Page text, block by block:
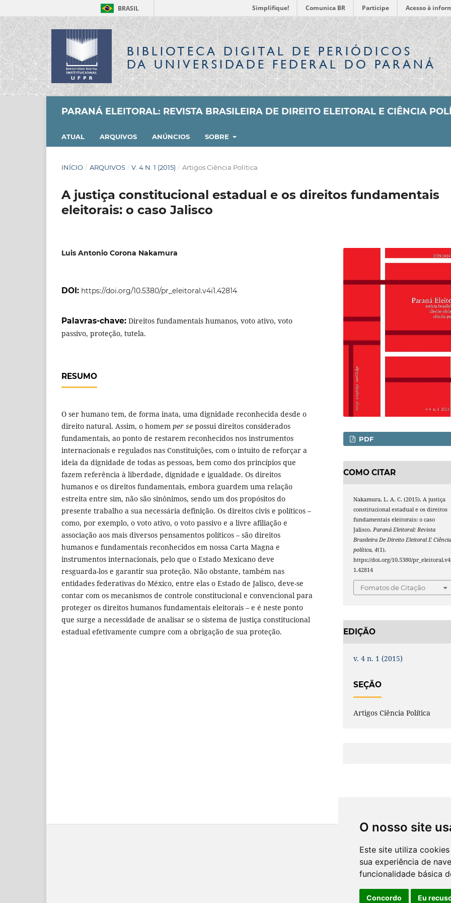
O nosso site
Este site utiliza
sua experiência de
funcionalidade básica
Concordo Eu
BRASIL Simplifique! Comunica BR Participe Acesso à
BIBLIOTECA DIGITALDE PERIÓDICOS
DA UNIVERSIDADE FEDERAL DO PARANÁ
PARANÁ ELEITORAL: REVISTA BRASILEIRA DE DIREITO ELEITORAL E CIÊNCIA
ATUAL ARQUIVOS ANÚNCIOS SOBRE
INÍCIO / ARQUIVOS / V. 4 N. 1 (2015) / Artigos Ciência Política
A justiça constitucional estadual e os direitos fundamentais
eleitorais: o caso Jalisco
Luis Antonio Corona Nakamura
DOI: https://doi.org/10.5380/pr_eleitoral.v4i1.42814
Palavras-chave: Direitos fundamentais humanos, voto ativo, voto
passivo, proteção, tutela.
RESUMO
O ser humano tem, de forma inata, uma dignidade reconhecida desde o
direito natural. Assim, o homem per se possui direitos considerados
fundamentais, ao ponto de restarem reconhecidos nos instrumentos
internacionais e regulados nas Constituições, com o in­tuito de reforçar a
ideia da dignidade de todas as pessoas, bem como dos princípios que
fazem referência à liberdade, dignidade e igualdade. Os direitos
humanos e os direitos fundamentais, embora guardem uma relação
estreita entre sim, não são sinônimos, sendo um dos propósitos do
presente trabalho a sua necessária definição. Os direitos civis e po­líticos –
como, por exemplo, o voto ativo, o voto passivo e a livre afiliação e
associação aos mais diversos pensamentos políticos – são direitos
humanos e fundamentais reconhecidos em nossa Carta Magna e
instrumentos internacionais, pelo que o Estado Mexicano deve
resguarda-los e garantir sua proteção. Não obstante, também nas
entidades federativas do México, entre elas o Estado de Jalisco, deve-se
contar com os mecanismos de controle constitucional e convencional para
proteger os direitos humanos fundamentais eleitorais – e é neste ponto
que surge a necessidade de analisar se o sistema de justiça constitucional
estadual efetivamente cumpre com a obrigação de sua proteção.
PDF
COMO CITAR
Nakamura, L. A. C. (2015). A justiça
constitucional estadual e os direitos
fundamentais eleitorais: o caso
Jalisco.Paraná Eleitoral: Revista
Brasileira De Direito Eleitoral E
política,4(1).
https://doi.org/10.5380/
1.42814
Fomatos de Citação
EDIÇÃO
v. 4 n. 1 (2015)
SEÇÃO
Artigos Ciência Política